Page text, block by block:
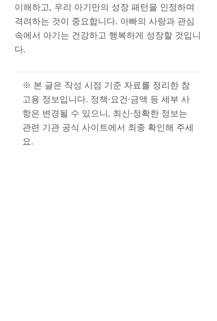
이해하고, 우리 아기만의 성장 패턴을 인정하며
격려하는 것이 중요합니다. 아빠의 사랑과 관심
속에서 아기는 건강하고 행복하게 성장할 것입니
다.
※ 본 글은 작성 시점 기준 자료를 정리한 참
고용 정보입니다. 정책·요건·금액 등 세부 사
항은 변경될 수 있으니, 최신·정확한 정보는
관련 기관 공식 사이트에서 최종 확인해 주세
요.